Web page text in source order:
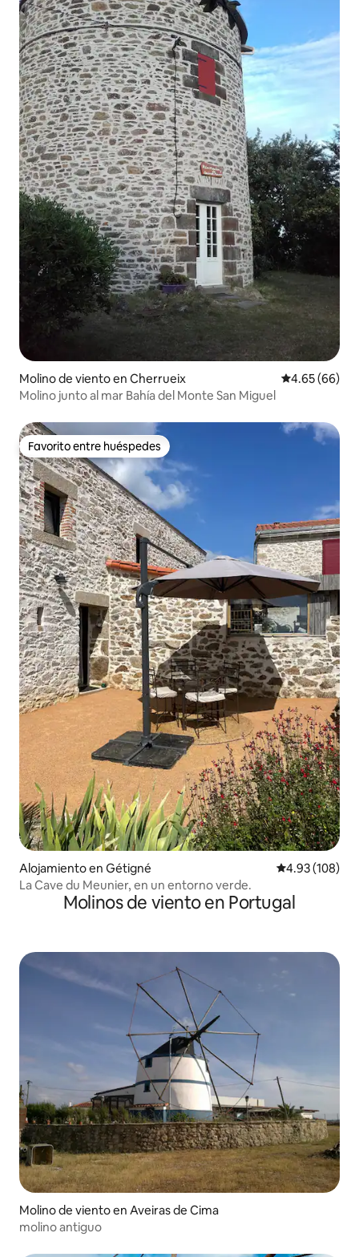
Molino de viento en Cherrueix Calificación
4.65 (66)
Molino junto al mar Bahía del Monte San Miguel
Favorito entre huéspedes
Favorito entre huéspedes
Alojamiento en Gétigné Calificación
4.93 (108)
La Cave du Meunier, en un entorno verde.
Molinos de viento en Portugal
Molino de viento en Aveiras de Cima
molino antiguo